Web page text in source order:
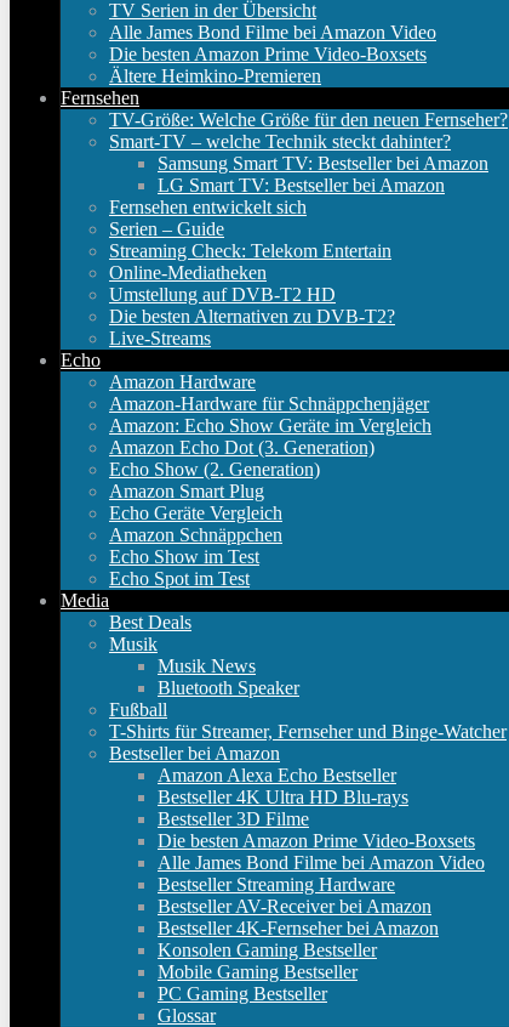
TV Serien in der Übersicht
Alle James Bond Filme bei Amazon Video
Die besten Amazon Prime Video-Boxsets
Ältere Heimkino-Premieren
Fernsehen
TV-Größe: Welche Größe für den neuen Fernseher?
Smart-TV – welche Technik steckt dahinter?
Samsung Smart TV: Bestseller bei Amazon
LG Smart TV: Bestseller bei Amazon
Fernsehen entwickelt sich
Serien – Guide
Streaming Check: Telekom Entertain
Online-Mediatheken
Umstellung auf DVB-T2 HD
Die besten Alternativen zu DVB-T2?
Live-Streams
Echo
Amazon Hardware
Amazon-Hardware für Schnäppchenjäger
Amazon: Echo Show Geräte im Vergleich
Amazon Echo Dot (3. Generation)
Echo Show (2. Generation)
Amazon Smart Plug
Echo Geräte Vergleich
Amazon Schnäppchen
Echo Show im Test
Echo Spot im Test
Media
Best Deals
Musik
Musik News
Bluetooth Speaker
Fußball
T-Shirts für Streamer, Fernseher und Binge-Watcher
Bestseller bei Amazon
Amazon Alexa Echo Bestseller
Bestseller 4K Ultra HD Blu-rays
Bestseller 3D Filme
Die besten Amazon Prime Video-Boxsets
Alle James Bond Filme bei Amazon Video
Bestseller Streaming Hardware
Bestseller AV-Receiver bei Amazon
Bestseller 4K-Fernseher bei Amazon
Konsolen Gaming Bestseller
Mobile Gaming Bestseller
PC Gaming Bestseller
Glossar